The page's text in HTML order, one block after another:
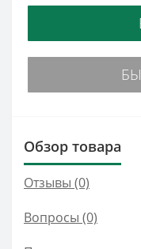
Обзор товара
Отзывы (0)
Вопросы (0)